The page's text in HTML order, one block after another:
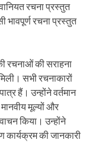
रचना प्रस्तुत
रचना प्रस्तुत
रचनाओं की सराहना
सभी रचनाकारों
हैं। उन्होंने वर्तमान
मूल्यों और
किया। उन्होंने
कार्यक्रम की जानकारी